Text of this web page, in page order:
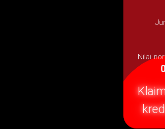
Nilai